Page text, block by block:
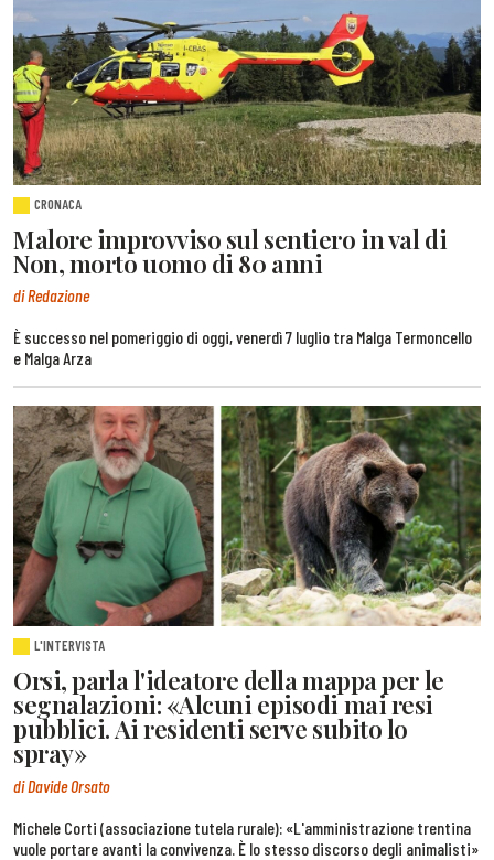
CRONACA
Malore improvviso sul sentiero in val di
Non, morto uomo di 80 anni
di Redazione
È successo nel pomeriggio di oggi, venerdì 7 luglio tra Malga Termoncello
e Malga Arza
L'INTERVISTA
Orsi, parla l'ideatore della mappa per le
segnalazioni: «Alcuni episodi mai resi
pubblici. Ai residenti serve subito lo
spray»
di Davide Orsato
Michele Corti (associazione tutela rurale): «L'amministrazione trentina
vuole portare avanti la convivenza. È lo stesso discorso degli animalisti»